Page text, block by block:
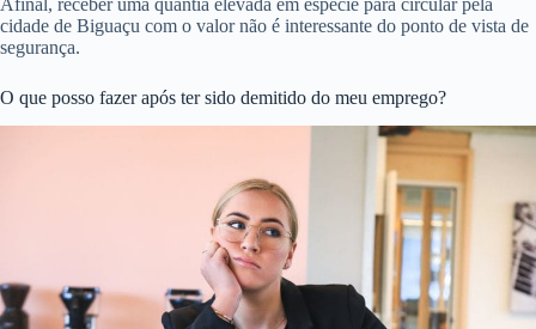
cidade de Biguaçu com o valor não é interessante do ponto de vista de
segurança.
O que posso fazer após ter sido demitido do meu emprego?